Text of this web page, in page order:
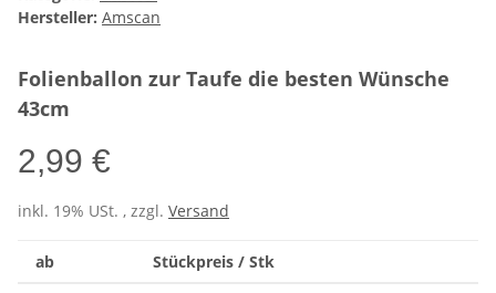
Hersteller: Amscan
Folienballon zur Taufe die besten Wünsche
43cm
2,99 €
inkl. 19% USt. , zzgl. Versand
ab Stückpreis / Stk